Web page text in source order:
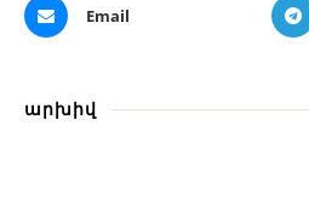
Email
արխիվ